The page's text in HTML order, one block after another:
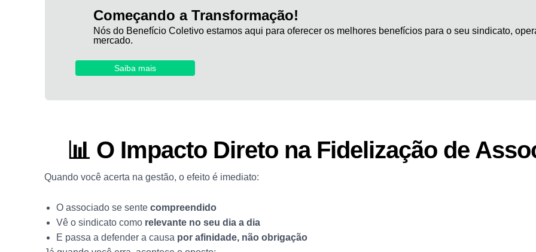
Começando a Transformação!
Nós do Benefício Coletivo estamos aqui para oferecer os melhores benefícios para o seu sindicato,
mercado.
Saiba mais
📊 O Impacto Direto na Fidelização de
Quando você acerta na gestão, o efeito é imediato:
O associado se sente compreendido
Vê o sindicato como relevante no seu dia a dia
E passa a defender a causa por afinidade, não obrigação